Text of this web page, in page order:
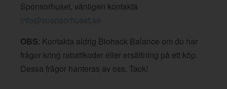
Sponsorhuset, vänligen kontakta
info@sponsorhuset.se
OBS: Kontakta aldrig Biohack Balance om du har
frågor kring rabattkoder eller ersättning på ett köp.
Dessa frågor hanteras av oss. Tack!